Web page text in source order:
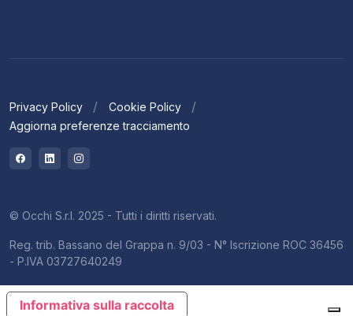
Privacy Policy
Cookie Policy
Aggiorna preferenze tracciamento
© Occhi S.r.l. 2025 - Tutti i diritti riservati.
Reg. trib. Bassano del Grappa n. 9/03 - N° Iscrizione ROC 36456
- P.IVA 03727640249
Informativa sulla raccolta